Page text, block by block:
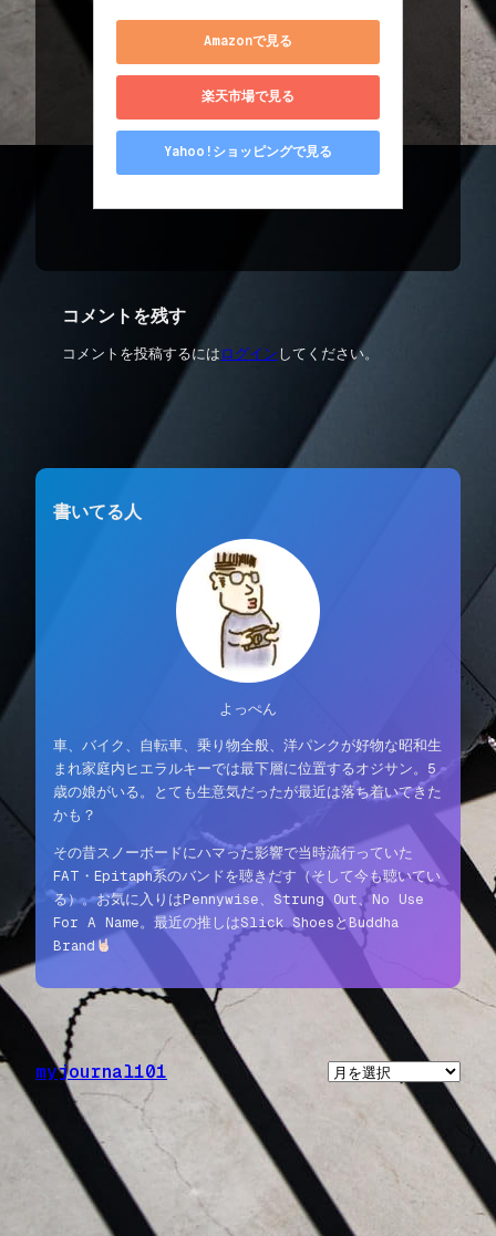
Amazonで見る
楽天市場で見る
Yahoo!ショッピングで見る
コメントを残す
コメントを投稿するには ログイン してください。
書いてる人
よっぺん
車、バイク、自転車、乗り物全般、洋パンクが好物な昭和生
まれ家庭内ヒエラルキーでは最下層に位置するオジサン。5
歳の娘がいる。とても生意気だったが最近は落ち着いてきた
かも？
その昔スノーボードにハマった影響で当時流行っていた
FAT・Epitaph系のバンドを聴きだす（そして今も聴いてい
る）。お気に入りはPennywise、Strung Out、No Use
For A Name。最近の推しはSlick ShoesとBuddha
Brand
myjournal101
ア